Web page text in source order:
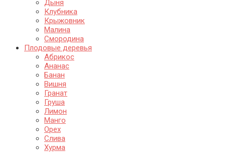
Дыня
Клубника
Крыжовник
Малина
Смородина
Плодовые деревья
Абрикос
Ананас
Банан
Вишня
Гранат
Груша
Лимон
Манго
Орех
Слива
Хурма